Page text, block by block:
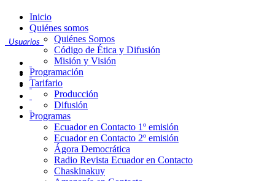
Usuarios
Inicio
Quiénes somos
Quiénes Somos
Código de Ética y Difusión
Misión y Visión
Programación
Tarifario
Producción
Difusión
Programas
Ecuador en Contacto 1º emisión
Ecuador en Contacto 2º emisión
Ágora Democrática
Radio Revista Ecuador en Contacto
Chaskinakuy